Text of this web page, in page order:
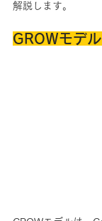
解説します。
GROWモデ